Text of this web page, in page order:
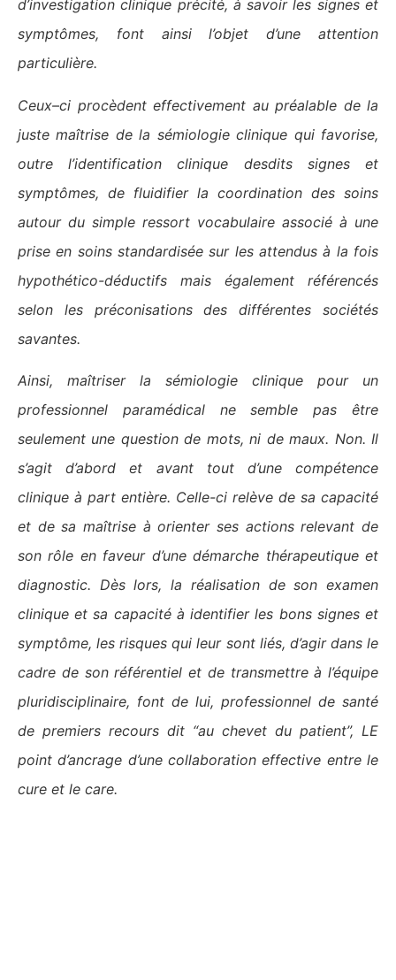
d’investigation clinique précité, à savoir les signes et
symptômes, font ainsi l’objet d’une attention
particulière.
Ceux–ci procèdent effectivement au préalable de la
juste maîtrise de la sémiologie clinique qui favorise,
outre l’identification clinique desdits signes et
symptômes, de fluidifier la coordination des soins
autour du simple ressort vocabulaire associé à une
prise en soins standardisée sur les attendus à la fois
hypothético-déductifs mais également référencés
selon les préconisations des différentes sociétés
savantes.
Ainsi, maîtriser la sémiologie clinique pour un
professionnel paramédical ne semble pas être
seulement une question de mots, ni de maux. Non. Il
s’agit d’abord et avant tout d’une compétence
clinique à part entière. Celle-ci relève de sa capacité
et de sa maîtrise à orienter ses actions relevant de
son rôle en faveur d’une démarche thérapeutique et
diagnostic. Dès lors, la réalisation de son examen
clinique et sa capacité à identifier les bons signes et
symptôme, les risques qui leur sont liés, d’agir dans le
cadre de son référentiel et de transmettre à l’équipe
pluridisciplinaire, font de lui, professionnel de santé
de premiers recours dit “au chevet du patient”, LE
point d’ancrage d’une collaboration effective entre le
cure et le care.